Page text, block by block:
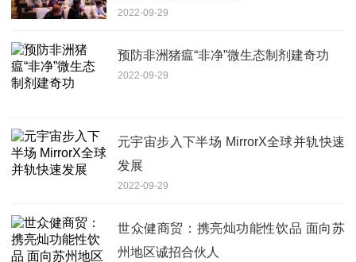
2022-09-29
预防非洲猪瘟“非净”微生态制剂建奇功
2022-09-29
元宇宙步入下半场 MirrorX全球并轨快速
发展
2022-09-29
世众健商贸：携亮灿功能性饮品 面向苏
州地区诚招合伙人